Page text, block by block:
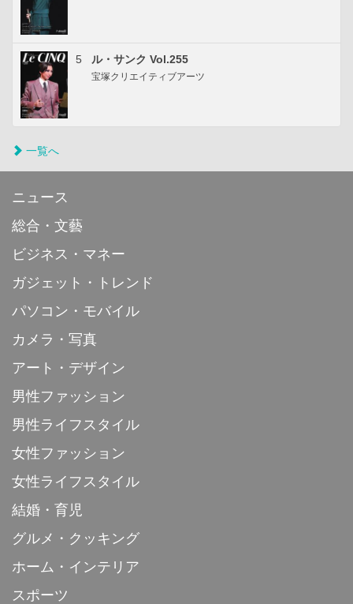
5 ル・サンク Vol.255
宝塚クリエイティブアーツ
一覧へ
ニュース
総合・文藝
ビジネス・マネー
ガジェット・トレンド
パソコン・モバイル
カメラ・写真
アート・デザイン
男性ファッション
男性ライフスタイル
女性ファッション
女性ライフスタイル
結婚・育児
グルメ・クッキング
ホーム・インテリア
スポーツ